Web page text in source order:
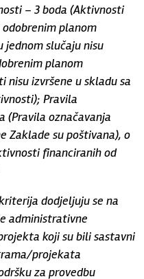
– 3 boda (Aktivnosti
odobrenim planom
jednom slučaju nisu
planom
nisu izvršene u skladu sa
Pravila
(Pravila označavanja
Zaklade su poštivana), o
financiranih od
dodjeljuju se na
administrativne
koji su bili sastavni
projekata
za provedbu